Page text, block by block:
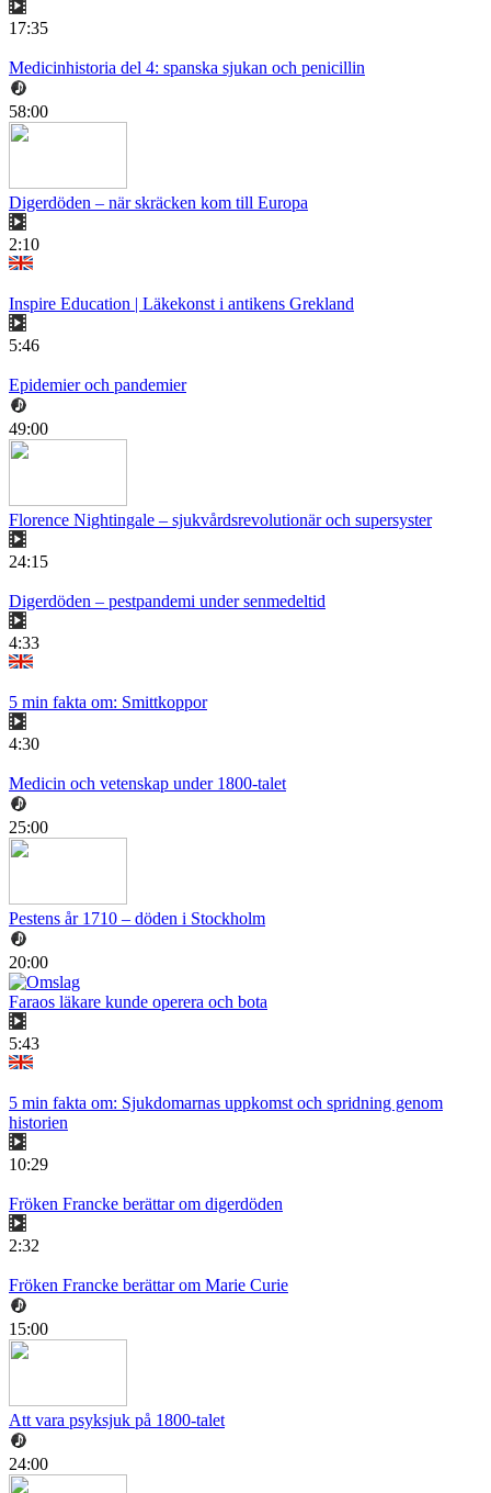
17:35
Medicinhistoria del 4: spanska sjukan och penicillin
58:00
Digerdöden – när skräcken kom till Europa
2:10
Inspire Education | Läkekonst i antikens Grekland
5:46
Epidemier och pandemier
49:00
Florence Nightingale – sjukvårdsrevolutionär och supersyster
24:15
Digerdöden – pestpandemi under senmedeltid
4:33
5 min fakta om: Smittkoppor
4:30
Medicin och vetenskap under 1800-talet
25:00
Pestens år 1710 – döden i Stockholm
20:00
Faraos läkare kunde operera och bota
5:43
5 min fakta om: Sjukdomarnas uppkomst och spridning genom
historien
10:29
Fröken Francke berättar om digerdöden
2:32
Fröken Francke berättar om Marie Curie
15:00
Att vara psyksjuk på 1800-talet
24:00